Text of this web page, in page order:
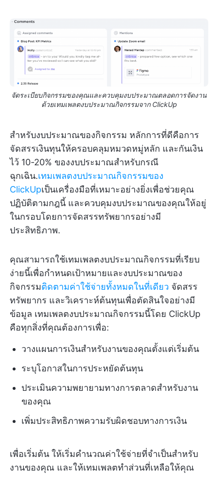
จัดระเบียบกิจกรรมของคุณและควบคุมงบประมาณตลอดการจัดงาน
ด้วยเทมเพลตงบประมาณกิจกรรมจาก ClickUp
สำหรับงบประมาณของกิจกรรม หลักการที่ดีคือการ
จัดสรรเงินทุนให้ครอบคลุมหมวดหมู่หลัก และกันเงิน
ไว้ 10-20% ของงบประมาณสำหรับกรณี
ฉุกเฉิน.เทมเพลตงบประมาณกิจกรรมของ
ClickUpเป็นเครื่องมือที่เหมาะอย่างยิ่งเพื่อช่วยคุณ
ปฏิบัติตามกฎนี้ และควบคุมงบประมาณของคุณให้อยู่
ในกรอบโดยการจัดสรรทรัพยากรอย่างมี
ประสิทธิภาพ.
คุณสามารถใช้เทมเพลตงบประมาณกิจกรรมที่เรียบ
ง่ายนี้เพื่อกำหนดเป้าหมายและงบประมาณของ
กิจกรรมติดตามค่าใช้จ่ายทั้งหมดในที่เดียว จัดสรร
ทรัพยากร และวิเคราะห์ต้นทุนเพื่อตัดสินใจอย่างมี
ข้อมูล เทมเพลตงบประมาณกิจกรรมนี้โดย ClickUp
คือทุกสิ่งที่คุณต้องการเพื่อ:
วางแผนการเงินสำหรับงานของคุณตั้งแต่เริ่มต้น
ระบุโอกาสในการประหยัดต้นทุน
ประเมินความพยายามทางการตลาดสำหรับงาน
ของคุณ
เพิ่มประสิทธิภาพความรับผิดชอบทางการเงิน
เพื่อเริ่มต้น ให้เริ่มคำนวณค่าใช้จ่ายที่จำเป็นสำหรับ
งานของคุณ และให้เทมเพลตทำส่วนที่เหลือให้คุณ